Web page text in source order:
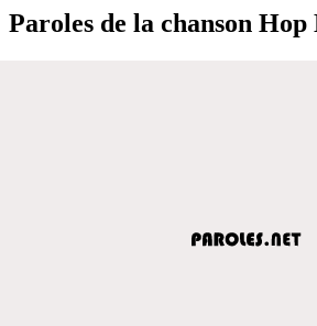
Paroles de la chanson